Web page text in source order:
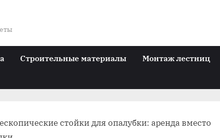
Строительные материалы Монтаж лестниц